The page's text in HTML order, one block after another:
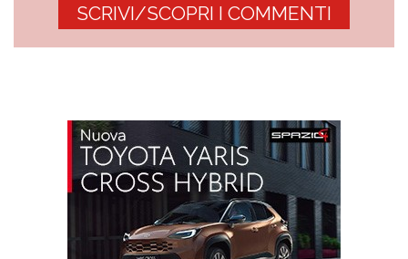
SCRIVI/SCOPRI I COMMENTI